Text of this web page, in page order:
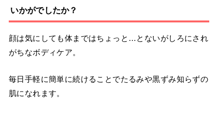
いかがでしたか？
顔は気にしても体まではちょっと…とないがしろにされ
がちなボディケア。
毎日手軽に簡単に続けることでたるみや黒ずみ知らずの
肌になれます。